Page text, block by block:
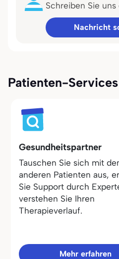
Schreiben Sie
Nachricht
Patienten-Services
Gesundheitspartner
Tauschen Sie sich mit
anderen Patienten aus,
Sie Support durch
verstehen Sie Ihren
Therapieverlauf.
Mehr erfahren